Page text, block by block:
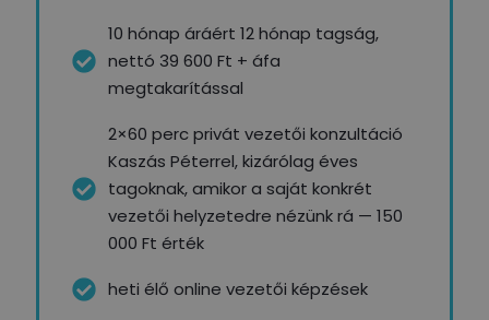
10 hónap áráért 12 hónap tagság,
nettó 39 600 Ft + áfa
megtakarítással
2×60 perc privát vezetői konzultáció
Kaszás Péterrel, kizárólag éves
tagoknak, amikor a saját konkrét
vezetői helyzetedre nézünk rá — 150
000 Ft érték
heti élő online vezetői képzések